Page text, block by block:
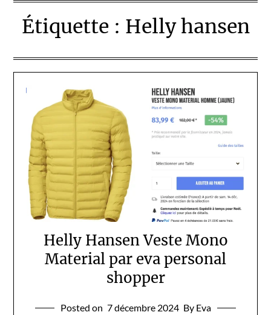
Étiquette : Helly hansen
Helly Hansen Veste Mono
Material par eva personal
shopper
Posted on 7 décembre 2024 By Eva